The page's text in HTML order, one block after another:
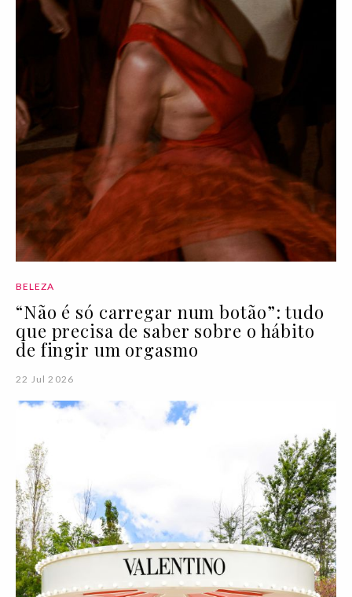
BELEZA
“Não é só carregar num botão”: tudo
que precisa de saber sobre o hábito
de fingir um orgasmo
22 Jul 2026